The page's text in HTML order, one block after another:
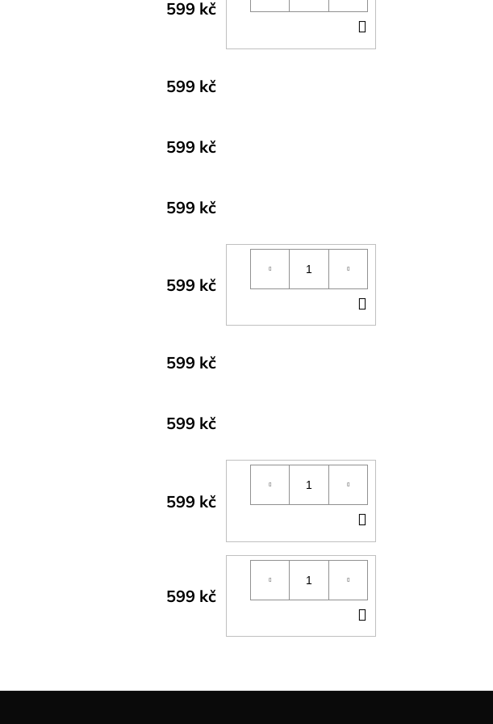
599 kč
KOŠÍKU
599 kč
599 kč
599 kč
599 kč
KOŠÍKU
599 kč
599 kč
599 kč
KOŠÍKU
599 kč
KOŠÍKU